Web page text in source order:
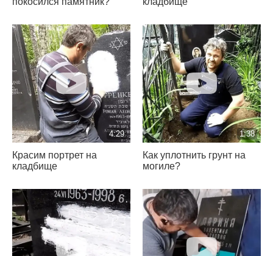
4:29
Красим портрет на
кладбище
1:38
Как уплотнить грунт на
могиле?